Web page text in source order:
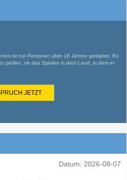
ist nur Personen über 18 Jahren gestattet. Es
prüfen, ob das Spielen in dem Land, in dem er
JETZT
Datum: 2026-08-07